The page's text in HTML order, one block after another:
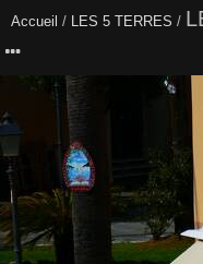
Accueil / LES 5 TERRES /